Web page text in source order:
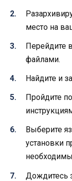
место на
Перейдите
файлами.
Найдите и
Пройдите
Выберите
установки
Дождитесь